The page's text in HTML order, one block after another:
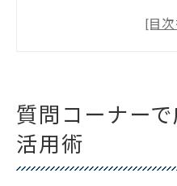
学習塾で効果的
質問コーナーで
に活用する方法
質問コーナー
活用術